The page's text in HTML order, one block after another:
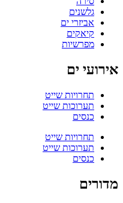
גלשנים
אביזרי ים
קיאקים
מפרשיות
אירועי ים
תחרויות שייט
תערוכות שייט
כנסים
תחרויות שייט
תערוכות שייט
כנסים
מדורים